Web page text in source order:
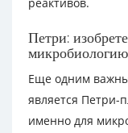
Петри:
микробиологию
Еще одним
является Петри-
именно для